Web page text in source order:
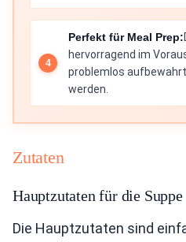
Perfekt für Meal Prep:
hervorragend im
problemlos
werden.
Zutaten
Hauptzutaten für die Suppe
Die Hauptzutaten sind